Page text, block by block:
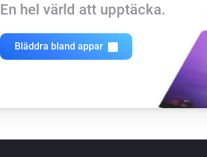
En hel värld att upptäcka.
Bläddra bland appar